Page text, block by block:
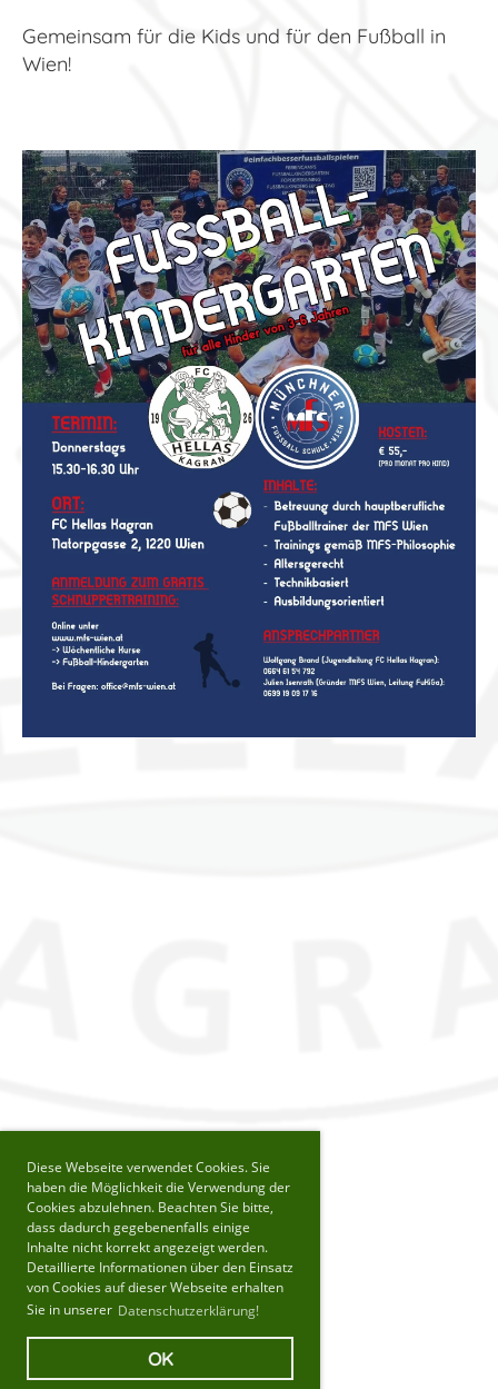
Diese Webseite verwendet Cookies. Sie
haben die Möglichkeit die Verwendung der
Cookies abzulehnen. Beachten Sie bitte,
dass dadurch gegebenenfalls einige
Inhalte nicht korrekt angezeigt werden.
Detaillierte Informationen über den Einsatz
von Cookies auf dieser Webseite erhalten
Sie in unserer Datenschutzerklärung!
OK
Gemeinsam für die Kids und für den Fußball in
Wien!